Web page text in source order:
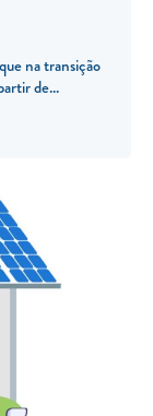
na transição
de...